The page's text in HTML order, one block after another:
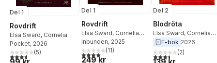
Del 1
Rovdrift
Elsa Swärd, Cornelia
Swärd
Pocket, 2026
3,6utav 5 stjärnor. Totalt antal röster:
(5)
Del 1
Rovdrift
Elsa Swärd, Cornelia
Swärd
Inbunden, 2025
4,1utav 5 stjärnor. Totalt antal röster:
(11)
249 kr
Del 2
Blodröta
Elsa Swärd, Cornelia
Swärd
E-bok 2026
3,5utav 5 stjärnor.
(2)